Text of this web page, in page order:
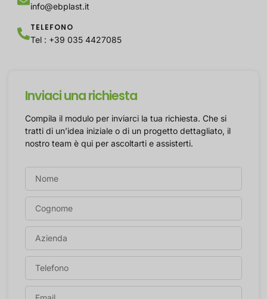
Inviaci una richiesta
Compila il modulo per inviarci la tua richiesta. Che si
tratti di un’idea iniziale o di un progetto dettagliato, il
nostro team è qui per ascoltarti e assisterti.
info@ebplast.it
TELEFONO
Tel : +39 035 4427085